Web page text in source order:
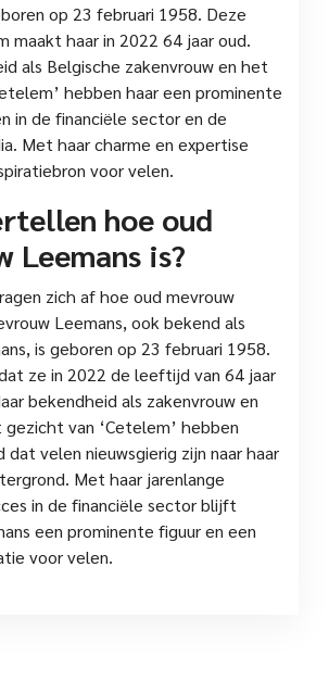
op 23 februari 1958. Deze
maakt haar in 2022 64 jaar oud.
als Belgische zakenvrouw en het
hebben haar een prominente
in de financiële sector en de
Met haar charme en expertise
voor velen.
hoe oud
Leemans is?
zich af hoe oud mevrouw
Leemans, ook bekend als
is geboren op 23 februari 1958.
ze in 2022 de leeftijd van 64 jaar
bekendheid als zakenvrouw en
van ‘Cetelem’ hebben
dat velen nieuwsgierig zijn naar haar
Met haar jarenlange
in de financiële sector blijft
een prominente figuur en een
voor velen.